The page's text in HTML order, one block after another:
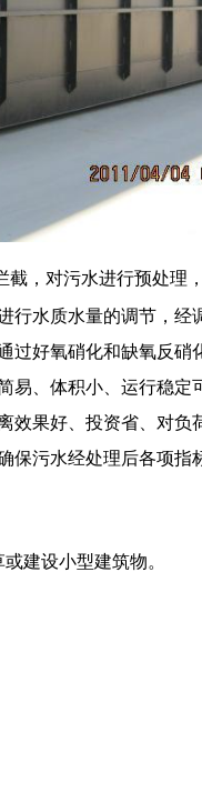
截，对污水进行预处理
行水质水量的调节，经
过好氧硝化和缺氧反硝
易、体积小、运行稳定
效果好、投资省、对负
保污水经处理后各项指
建设小型建筑物。